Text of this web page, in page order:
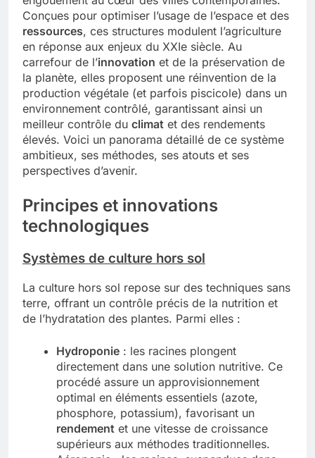
Conçues pour optimiser l’usage de l’espace et des
ressources, ces structures modulent l’agriculture
en réponse aux enjeux du XXIe siècle. Au
carrefour de l’innovation et de la préservation de
la planète, elles proposent une réinvention de la
production végétale (et parfois piscicole) dans un
environnement contrôlé, garantissant ainsi un
meilleur contrôle du climat et des rendements
élevés. Voici un panorama détaillé de ce système
ambitieux, ses méthodes, ses atouts et ses
perspectives d’avenir.
Principes et innovations
technologiques
Systèmes de culture hors sol
La culture hors sol repose sur des techniques sans
terre, offrant un contrôle précis de la nutrition et
de l’hydratation des plantes. Parmi elles :
Hydroponie : les racines plongent
directement dans une solution nutritive. Ce
procédé assure un approvisionnement
optimal en éléments essentiels (azote,
phosphore, potassium), favorisant un
rendement et une vitesse de croissance
supérieurs aux méthodes traditionnelles.